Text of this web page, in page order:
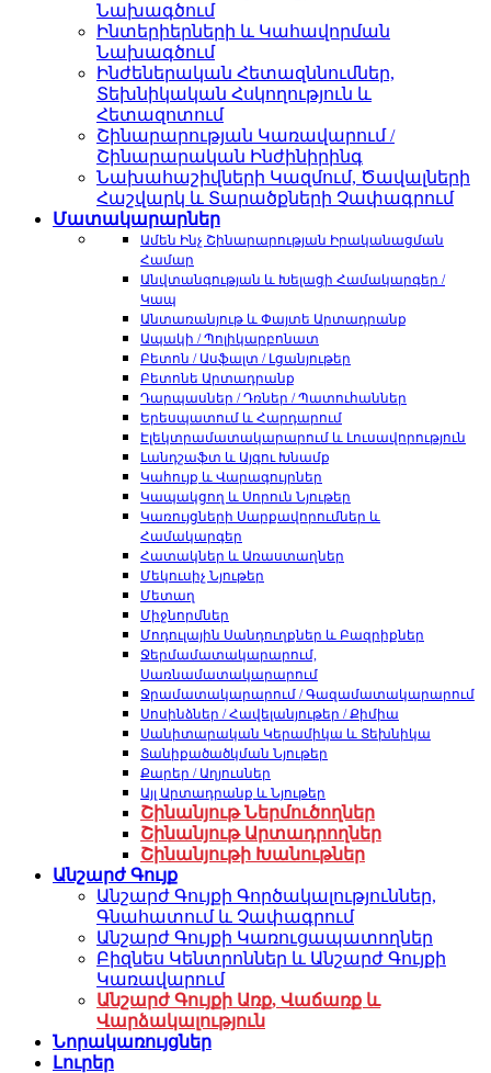
Նախագծում
Ինտերիերների և Կահավորման
Նախագծում
Ինժեներական Հետազննումներ,
Տեխնիկական Հսկողություն և
Հետազոտում
Շինարարության Կառավարում /
Շինարարական Ինժինիրինգ
Նախահաշիվների Կազմում, Ծավալների
Հաշվարկ և Տարածքների Չափագրում
Մատակարարներ
Ամեն Ինչ Շինարարության Իրականացման
Համար
Անվտանգության և Խելացի Համակարգեր /
Կապ
Անտառանյութ և Փայտե Արտադրանք
Ապակի / Պոլիկարբոնատ
Բետոն / Ասֆալտ / Լցանյութեր
Բետոնե Արտադրանք
Դարպասներ / Դռներ / Պատուհաններ
Երեսպատում և Հարդարում
Էլեկտրամատակարարում և Լուսավորություն
Լանդշաֆտ և Այգու Խնամք
Կահույք և Վարագույրներ
Կապակցող և Սորուն Նյութեր
Կառույցների Սարքավորումներ և
Համակարգեր
Հատակներ և Առաստաղներ
Մեկուսիչ Նյութեր
Մետաղ
Միջնորմներ
Մոդուլային Սանդուղքներ և Բազրիքներ
Ջերմամատակարարում,
Սառնամատակարարում
Ջրամատակարարում / Գազամատակարարում
Սոսինձներ / Հավելանյութեր / Քիմիա
Սանիտարական Կերամիկա և Տեխնիկա
Տանիքածածկման Նյութեր
Քարեր / Աղյուսներ
Այլ Արտադրանք և Նյութեր
Շինանյութ Ներմուծողներ
Շինանյութ Արտադրողներ
Շինանյութի Խանութներ
Անշարժ Գույք
Անշարժ Գույքի Գործակալություններ,
Գնահատում և Չափագրում
Անշարժ Գույքի Կառուցապատողներ
Բիզնես Կենտրոններ և Անշարժ Գույքի
Կառավարում
Անշարժ Գույքի Առք, Վաճառք և
Վարձակալություն
Նորակառույցներ
Լուրեր